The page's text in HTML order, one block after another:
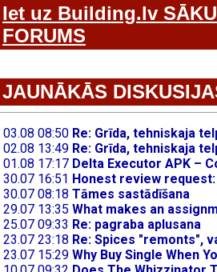
Iet uz Building.lv
FORUMS
JAUNĀKĀS